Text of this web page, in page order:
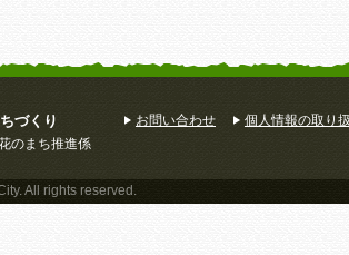
づくり
のまち推進係
お問い合わせ 個人情報の取り
All rights reserved.